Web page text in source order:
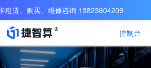
租赁、购买、维修咨询 13823604209
控制台